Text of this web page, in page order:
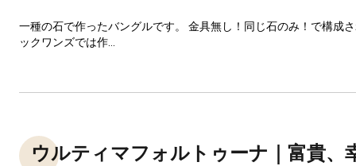
一種の石で作ったバングルです。 金具無し！同じ石のみ！で構成
ックワンズでは作...
ウルティマフォルトゥーナ｜富貴、